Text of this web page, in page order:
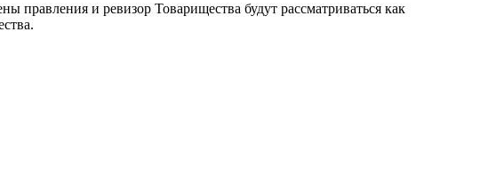
правления и ревизор Товарищества будут рассматриваться как